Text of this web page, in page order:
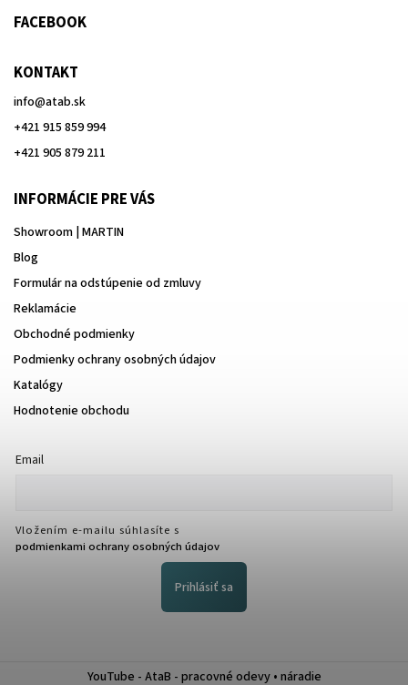
FACEBOOK
KONTAKT
info@atab.sk
+421 915 859 994
+421 905 879 211
INFORMÁCIE PRE VÁS
Showroom | MARTIN
Blog
Formulár na odstúpenie od zmluvy
Reklamácie
Obchodné podmienky
Podmienky ochrany osobných údajov
Katalógy
Hodnotenie obchodu
Email
Vložením e-mailu súhlasíte s
podmienkami ochrany osobných údajov
Prihlásiť sa
YouTube - AtaB - pracovné odevy • náradie